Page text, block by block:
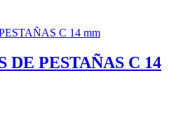
DE PESTAÑAS C 14